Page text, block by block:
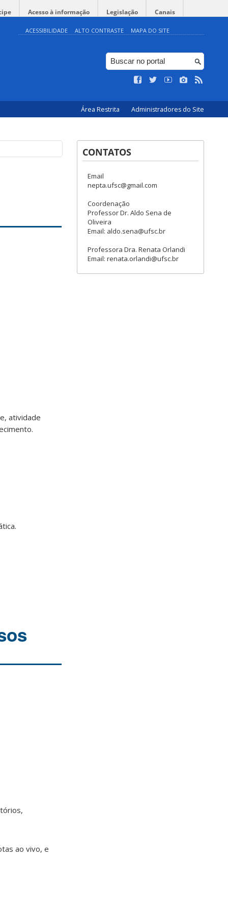
Acesso à informação Legislação Canais
ACESSIBILIDADE ALTO CONTRASTE MAPA DO SITE
Área Restrita Administradores do Site
atividade
ao vivo, e
CONTATOS
Email
nepta.ufsc@gmail.com
Coordenação
Professor Dr. Aldo Sena de
Oliveira
Email: aldo.sena@ufsc.br
Professora Dra. Renata Orlandi
Email: renata.orlandi@ufsc.br